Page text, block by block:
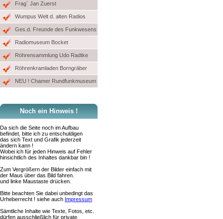
Frag´ Jan Zuerst
Wumpus Welt d. alten Radios
Ges.d. Freunde des Funkwesens
Radiomuseum Bocket
Röhrensammlung Udo Radtke
Röhrenkramladen Borngräber
NEU ! Chamer Rundfunkmuseum
Noch ein Hinweis !
Da sich die Seite noch im Aufbau
befindet, bitte ich zu entschuldigen
das sich Text und Grafik jederzeit
ändern kann !
Wobei ich für jeden Hinweis auf Fehler
hinsichtlich des Inhaltes dankbar bin !
Zum Vergrößern der Bilder einfach mit
der Maus über das Bild fahren.
und linke Maustaste drücken.
Bitte beachten Sie dabei unbedingt das
Urheberrecht ! siehe auch Impressum
Sämtliche Inhalte wie Texte, Fotos, etc.
dürfen ausschließlich für private